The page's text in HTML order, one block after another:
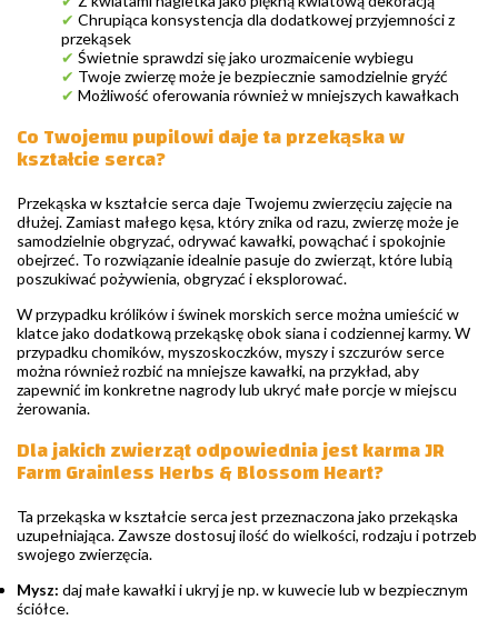
✔ Chrupiąca konsystencja dla dodatkowej przyjemności z
przekąsek
✔ Świetnie sprawdzi się jako urozmaicenie wybiegu
✔ Twoje zwierzę może je bezpiecznie samodzielnie gryźć
✔ Możliwość oferowania również w mniejszych kawałkach
Co Twojemu pupilowi daje ta przekąska w
kształcie serca?
Przekąska w kształcie serca daje Twojemu zwierzęciu zajęcie na
dłużej. Zamiast małego kęsa, który znika od razu, zwierzę może je
samodzielnie obgryzać, odrywać kawałki, powąchać i spokojnie
obejrzeć. To rozwiązanie idealnie pasuje do zwierząt, które lubią
poszukiwać pożywienia, obgryzać i eksplorować.
W przypadku królików i świnek morskich serce można umieścić w
klatce jako dodatkową przekąskę obok siana i codziennej karmy. W
przypadku chomików, myszoskoczków, myszy i szczurów serce
można również rozbić na mniejsze kawałki, na przykład, aby
zapewnić im konkretne nagrody lub ukryć małe porcje w miejscu
żerowania.
Dla jakich zwierząt odpowiednia jest karma JR
Farm Grainless Herbs & Blossom Heart?
Ta przekąska w kształcie serca jest przeznaczona jako przekąska
uzupełniająca. Zawsze dostosuj ilość do wielkości, rodzaju i potrzeb
swojego zwierzęcia.
Mysz: daj małe kawałki i ukryj je np. w kuwecie lub w bezpiecznym
ściółce.